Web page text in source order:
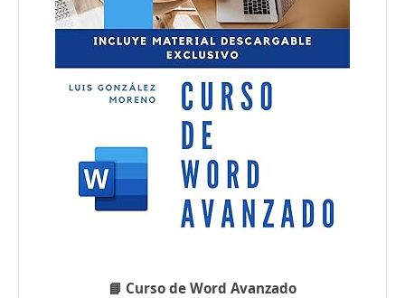
📘 Curso de Word Avanzado